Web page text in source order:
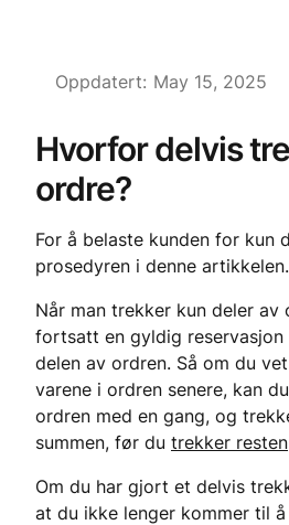
Oppdatert: May 15, 2025
Hvorfor delvis
ordre?
For å belaste kunden for kun
prosedyren i denne artikkelen.
Når man trekker kun deler av
fortsatt en gyldig reservasjon
delen av ordren. Så om du
varene i ordren senere, kan
ordren med en gang, og
summen, før du trekker resten
Om du har gjort et delvis
at du ikke lenger kommer til